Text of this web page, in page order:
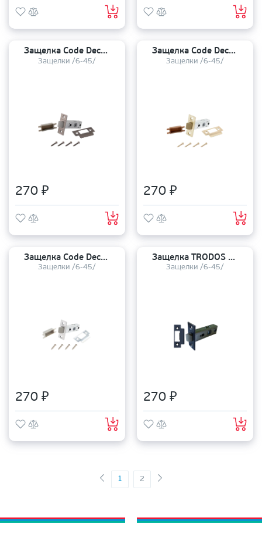
Защелка Code Deco 6/45 5400-P-GRF пластиковый язычок
Защелки /6-45/
270 ₽
Защелка Code Deco 6/45 5400-P-GMS пластиковый язычок
Защелки /6-45/
270 ₽
Защелка Code Deco 6/45 5400-P-CRS пластиковый язычок
Защелки /6-45/
270 ₽
Защелка TRODOS 6-45 с пластиковым язычком BL
Защелки /6-45/
270 ₽
1 2